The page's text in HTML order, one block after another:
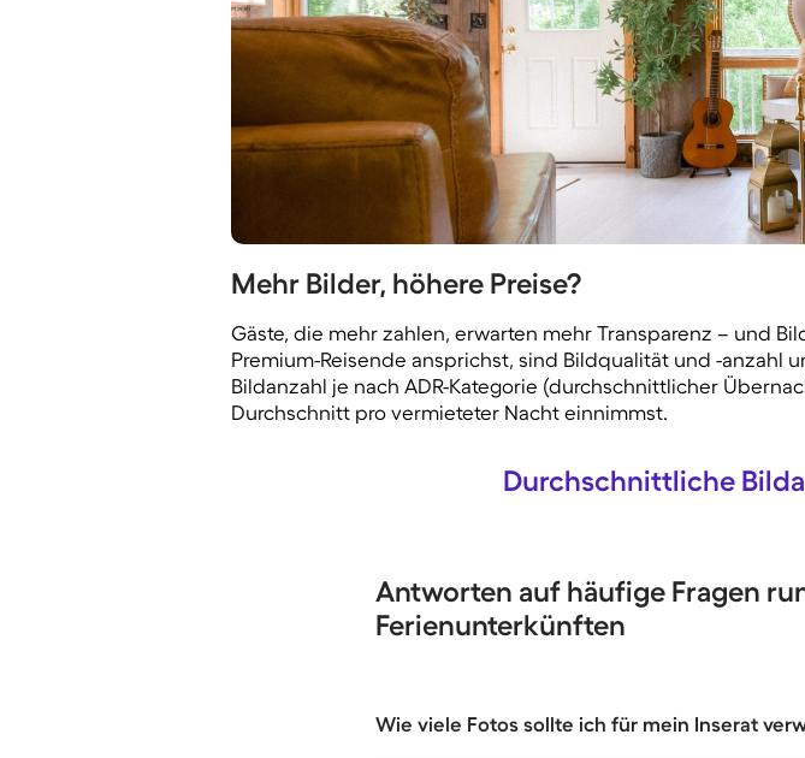
Mehr Bilder, höhere Preise?
Gäste, die mehr zahlen, erwarten mehr Transparenz – und
Premium-Reisende ansprichst, sind Bildqualität und -
Bildanzahl je nach ADR-Kategorie (durchschnittlicher
Durchschnitt pro vermieteter Nacht einnimmst.
Durchschnittliche
Antworten auf häufige Fragen
Ferienunterkünften
Wie viele Fotos sollte ich für mein Inserat